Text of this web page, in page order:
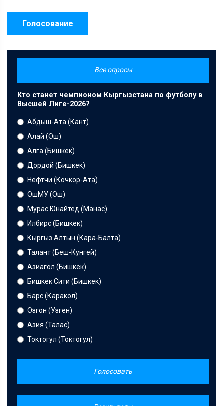
Голосование
Все опросы
Кто станет чемпионом Кыргызстана по футболу в
Высшей Лиге-2026?
Абдыш-Ата (Кант)
Алай (Ош)
Алга (Бишкек)
Дордой (Бишкек)
Нефтчи (Кочкор-Ата)
ОшМУ (Ош)
Мурас Юнайтед (Манас)
Илбирс (Бишкек)
Кыргыз Алтын (Кара-Балта)
Талант (Беш-Кунгей)
Азиагол (Бишкек)
Бишкек Сити (Бишкек)
Барс (Каракол)
Озгон (Узген)
Азия (Талас)
Токтогул (Токтогул)
Голосовать